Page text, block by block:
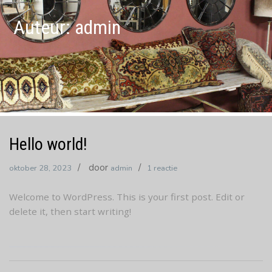
Auteur:admin
Hello world!
oktober 28, 2023 door admin 1 reactieop
world!
Welcome to WordPress. This is your first post. Edit or
delete it, then start writing!